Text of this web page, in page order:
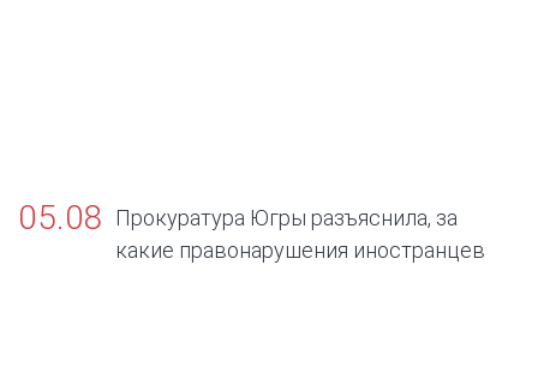
05.08
Прокуратура Югры разъяснила, за
какие правонарушения иностранцев